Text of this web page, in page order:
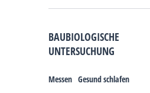
BAUBIOLOGISCHE
UNTERSUCHUNG
Messen Gesund schlafen